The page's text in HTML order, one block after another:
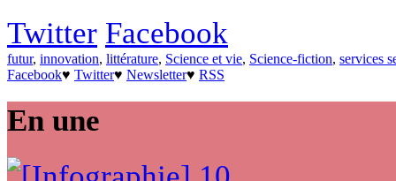
Twitter Facebook
futur, innovation, littérature, Science et vie, Science-fiction, services
Facebook♥ Twitter♥ Newsletter♥ RSS
En une